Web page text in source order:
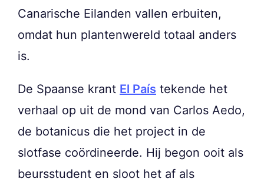
Canarische Eilanden vallen erbuiten,
omdat hun plantenwereld totaal anders
is.
De Spaanse krant El País tekende het
verhaal op uit de mond van Carlos Aedo,
de botanicus die het project in de
slotfase coördineerde. Hij begon ooit als
beursstudent en sloot het af als